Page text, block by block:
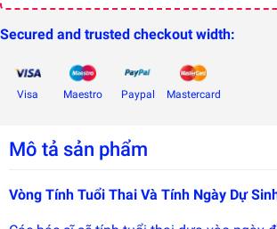
Secured and trusted checkout width:
Visa Maestro Paypal Mastercard
Mô tả sản phẩm
Vòng Tính Tuổi Thai Và Tính Ngày Dự